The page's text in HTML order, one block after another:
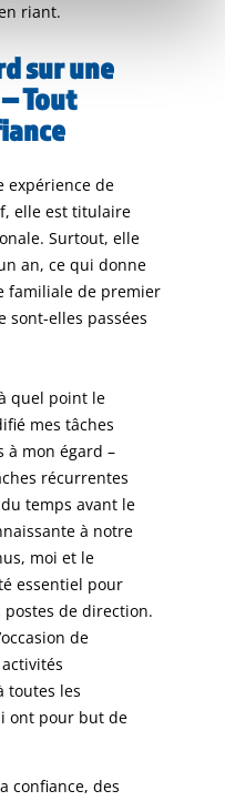
riant.
sur une
Tout
expérience de
elle est titulaire
Surtout, elle
an, ce qui donne
familiale de premier
sont-elles passées
quel point le
mes tâches
mon égard –
récurrentes
temps avant le
à notre
moi et le
essentiel pour
de direction.
de
toutes les
ont pour but de
confiance, des